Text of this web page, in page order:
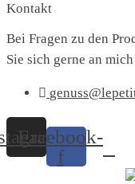
Kontakt
Bei Fragen zu den
Sie sich gerne an
Facebook-
f